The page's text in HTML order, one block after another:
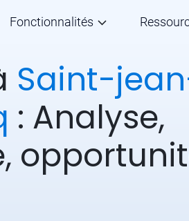
Fonctionnalités
Saint-
: Analyse,